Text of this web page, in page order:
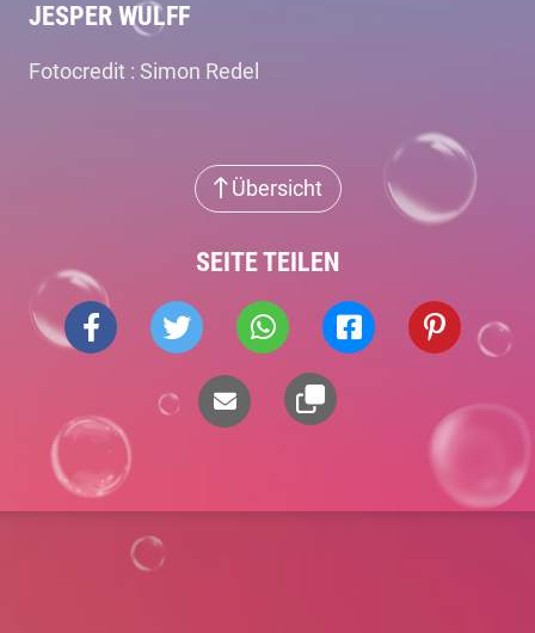
JESPER WULFF
Fotocredit : Simon Redel
Übersicht
SEITE TEILEN